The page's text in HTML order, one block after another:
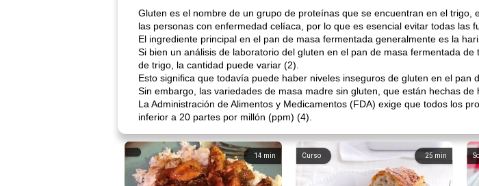
Gluten es el nombre de un grupo de proteínas que se encuentran en el
las personas con enfermedad celíaca, por lo que es esencial evitar todas las
El ingrediente principal en el pan de masa fermentada generalmente es la
Si bien un análisis de laboratorio del gluten en el pan de masa fermentada
de trigo, la cantidad puede variar (2).
Esto significa que todavía puede haber niveles inseguros de gluten en el pan
Sin embargo, las variedades de masa madre sin gluten, que están hechas
La Administración de Alimentos y Medicamentos (FDA) exige que todos los
inferior a 20 partes por millón (ppm) (4).
14 min 25 min
Curso